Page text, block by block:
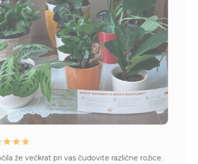
Zelo zadovoljna z vašim veseljem do dela,